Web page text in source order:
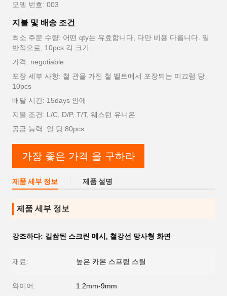
모델 번호: 003
지불 및 배송 조건
최소 주문 수량: 어떤 qty는 유효합니다, 다만 비용 다릅니다. 일
반적으로, 10pcs 각 크기.
가격: negotiable
포장 세부 사항: 철 관을 가진 철 벨트에서 포장되는 미끄럼 당
10pcs
배달 시간: 15days 안에
지불 조건: L/C, D/P, T/T, 웨스턴 유니온
공급 능력: 일 당 80pcs
가장 좋은 가격 을 구하라
제품 세부 정보 제품 설명
제품 세부 정보
강조하다: 길쌈된 스크린 메시 , 철강선 망사형 화면
재료: 높은 카본 스프링 스틸
와이어: 1.2mm-9mm